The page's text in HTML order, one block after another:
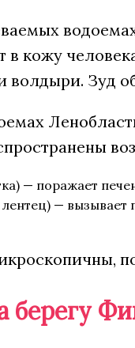
кожу
Зуд
— поражает
— вызывает